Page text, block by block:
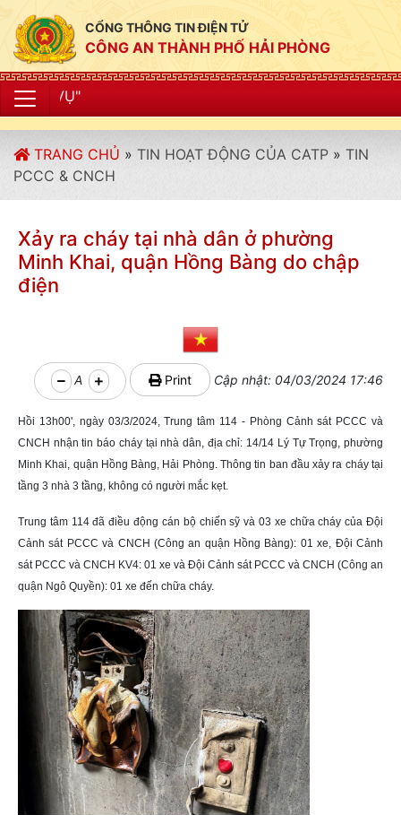
CỔNG THÔNG TIN ĐIỆN TỬ
CÔNG AN THÀNH PHỐ HẢI PHÒNG
TRANG CHỦ » TIN HOẠT ĐỘNG CỦA CATP » TIN
PCCC & CNCH
Xảy ra cháy tại nhà dân ở phường
Minh Khai, quận Hồng Bàng do chập
điện
A Print Cập nhật: 04/03/2024 17:46
Hồi 13h00', ngày 03/3/2024, Trung tâm 114 - Phòng Cảnh sát PCCC và
CNCH nhận tin báo cháy tại nhà dân, địa chỉ: 14/14 Lý Tự Trọng, phường
Minh Khai, quận Hồng Bàng, Hải Phòng. Thông tin ban đầu xảy ra cháy tại
tầng 3 nhà 3 tầng, không có người mắc kẹt.
Trung tâm 114 đã điều động cán bộ chiến sỹ và 03 xe chữa cháy của Đội
Cảnh sát PCCC và CNCH (Công an quận Hồng Bàng): 01 xe, Đội Cảnh
sát PCCC và CNCH KV4: 01 xe và Đội Cảnh sát PCCC và CNCH (Công an
quận Ngô Quyền): 01 xe đến chữa cháy.